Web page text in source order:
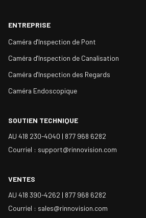
ENTREPRISE
Caméra d'Inspection de Pont
Caméra d'Inspection de Canalisation
Caméra d'Inspection des Regards
Caméra Endoscopique
SOUTIEN TECHNIQUE
AU 418 230-4040 | 877 968 6282
Courriel : support@rinnovision.com
VENTES
AU 418 390-4262 | 877 968 6282
Courriel : sales@rinnovision.com